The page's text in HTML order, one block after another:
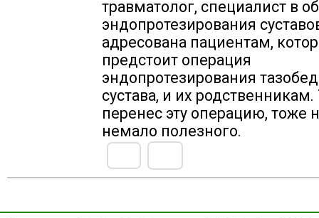
травматолог, специалист в
эндопротезирования
адресована пациентам,
предстоит операция
эндопротезирования
сустава, и их родственникам.
перенес эту операцию, тоже
немало полезного.